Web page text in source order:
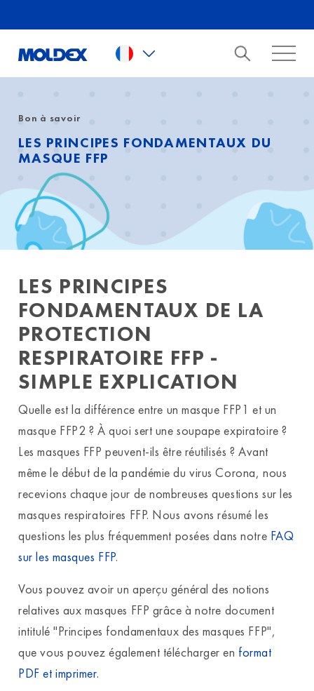
Bon à savoir
LES PRINCIPES FONDAMENTAUX DU
MASQUE FFP
LES PRINCIPES
FONDAMENTAUX DE LA
PROTECTION
RESPIRATOIRE FFP -
SIMPLE EXPLICATION
Quelle est la différence entre un masque FFP1 et un
masque FFP2 ? À quoi sert une soupape expiratoire ?
Les masques FFP peuvent-ils être réutilisés ? Avant
même le début de la pandémie du virus Corona, nous
recevions chaque jour de nombreuses questions sur les
masques respiratoires FFP. Nous avons résumé les
questions les plus fréquemment posées dans notre FAQ
sur les masques FFP.
Vous pouvez avoir un aperçu général des notions
relatives aux masques FFP grâce à notre document
intitulé "Principes fondamentaux des masques FFP",
que vous pouvez également télécharger en format
PDF et imprimer.